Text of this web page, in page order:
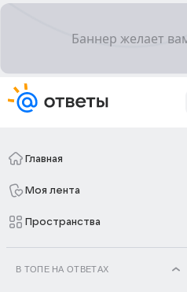
Главная
Моя лента
Пространства
В ТОПЕ НА ОТВЕТАХ